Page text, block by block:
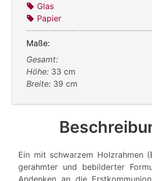
Glas
Papier
Maße:
Gesamt:
Höhe: 33 cm
Breite: 39 cm
Ein mit schwarzem Holzrahmen
gerahmter und bebilderter